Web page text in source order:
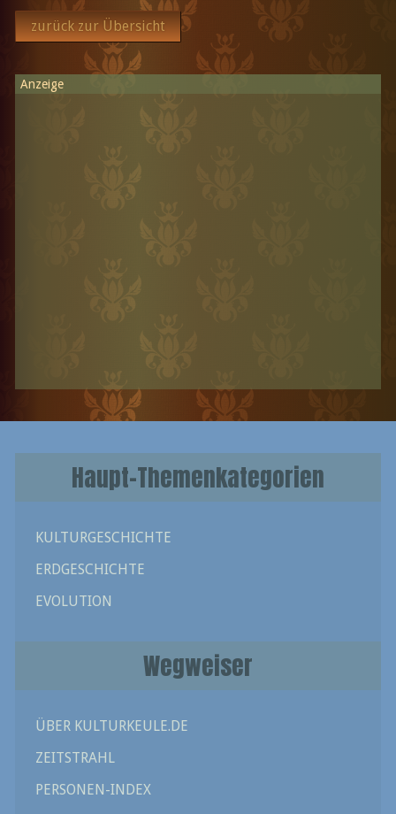
zurück zur Übersicht
Anzeige
Haupt-Themenkategorien
KULTURGESCHICHTE
ERDGESCHICHTE
EVOLUTION
Wegweiser
ÜBER KULTURKEULE.DE
ZEITSTRAHL
PERSONEN-INDEX